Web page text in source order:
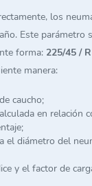
los
Este parámetro
forma: 225/45 /
manera:
caucho;
en relación
el diámetro del
y el factor de